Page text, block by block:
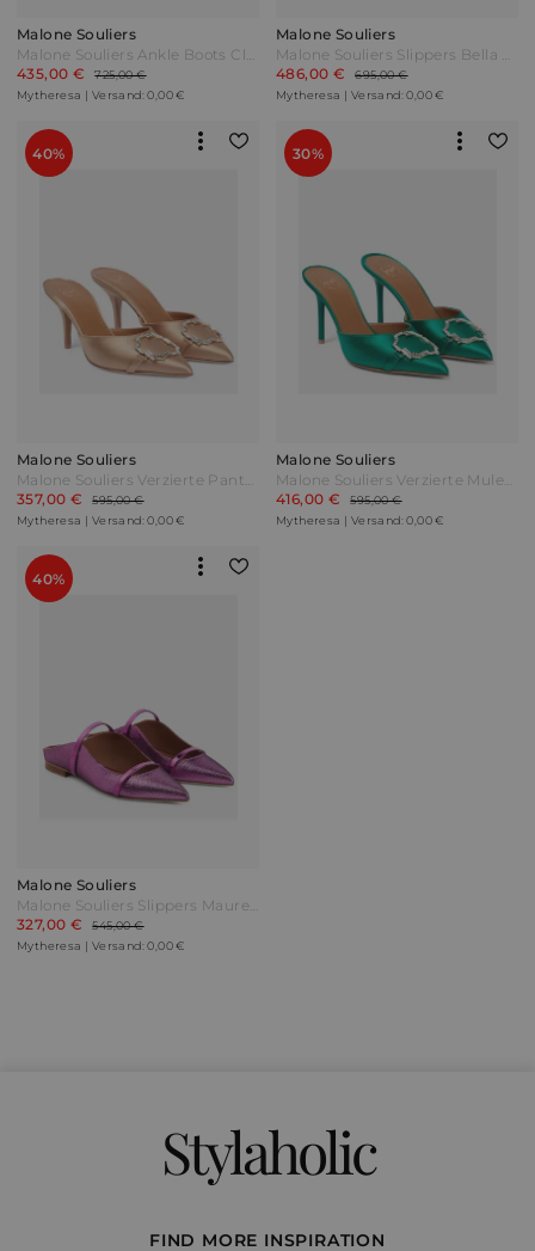
Malone Souliers
Malone Souliers Ankle Boots Clara aus Leder Beige
435,00 €
725,00 €
Mytheresa | Versand: 0,00 €
Malone Souliers
Malone Souliers Slippers Bella aus Leder Beige
486,00 €
695,00 €
Mytheresa | Versand: 0,00 €
40%
Malone Souliers
Malone Souliers Verzierte Pantoletten Missy 85 aus Satin Braun
357,00 €
595,00 €
Mytheresa | Versand: 0,00 €
30%
Malone Souliers
Malone Souliers Verzierte Mules Missy 85 Grün
416,00 €
595,00 €
Mytheresa | Versand: 0,00 €
40%
Malone Souliers
Malone Souliers Slippers Maureen aus Lurex® Lila
327,00 €
545,00 €
Mytheresa | Versand: 0,00 €
Stylaholic
FIND MORE INSPIRATION